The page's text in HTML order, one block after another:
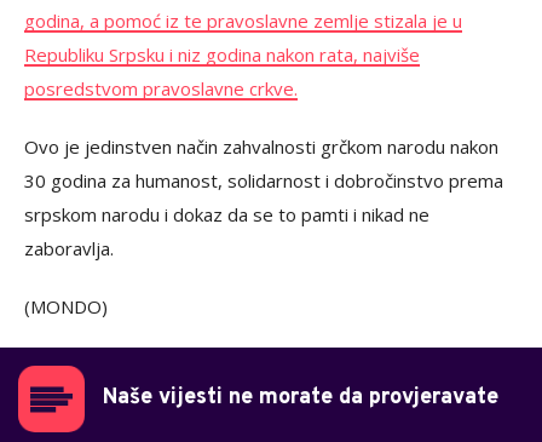
godina, a pomoć iz te pravoslavne zemlje stizala je u
Republiku Srpsku i niz godina nakon rata, najviše
posredstvom pravoslavne crkve.
Ovo je jedinstven način zahvalnosti grčkom narodu nakon
30 godina za humanost, solidarnost i dobročinstvo prema
srpskom narodu i dokaz da se to pamti i nikad ne
zaboravlja.
(MONDO)
Naše vijesti ne morate da provjeravate